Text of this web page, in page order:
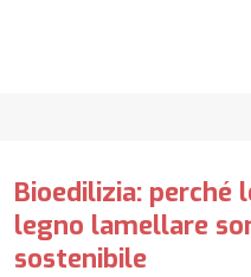
Bioedilizia: perché
legno lamellare
sostenibile